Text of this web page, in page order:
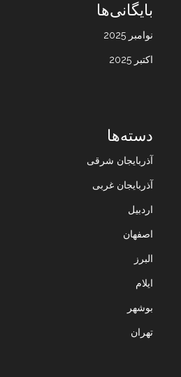
بایگانی‌ها
نوامبر 2025
اکتبر 2025
دسته‌ها
آذربایجان شرقی
آذربایجان غربی
اردبیل
اصفهان
البرز
ایلام
بوشهر
تهران